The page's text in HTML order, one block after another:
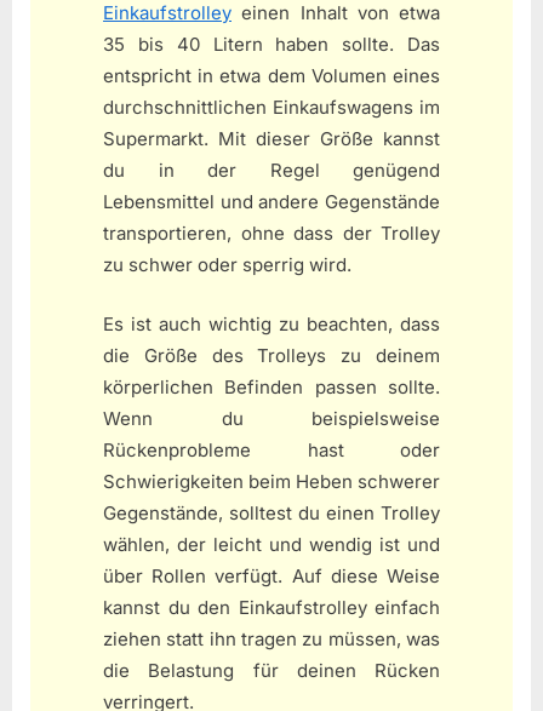
Einkaufstrolley einen Inhalt von etwa
35 bis 40 Litern haben sollte. Das
entspricht in etwa dem Volumen eines
durchschnittlichen Einkaufswagens im
Supermarkt. Mit dieser Größe kannst
du in der Regel genügend
Lebensmittel und andere Gegenstände
transportieren, ohne dass der Trolley
zu schwer oder sperrig wird.
Es ist auch wichtig zu beachten, dass
die Größe des Trolleys zu deinem
körperlichen Befinden passen sollte.
Wenn du beispielsweise
Rückenprobleme hast oder
Schwierigkeiten beim Heben schwerer
Gegenstände, solltest du einen Trolley
wählen, der leicht und wendig ist und
über Rollen verfügt. Auf diese Weise
kannst du den Einkaufstrolley einfach
ziehen statt ihn tragen zu müssen, was
die Belastung für deinen Rücken
verringert.